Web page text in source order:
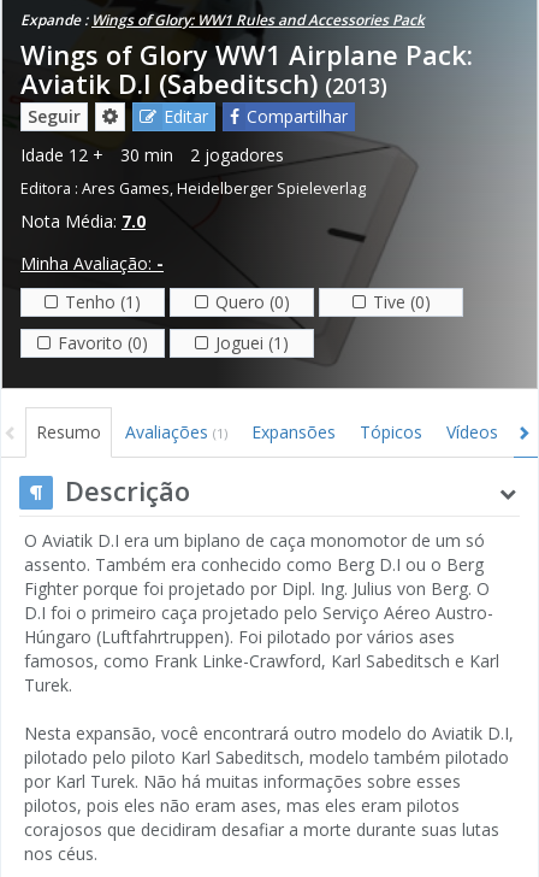
Expande : Wings of Glory: WW1 Rules and Accessories Pack
Wings of Glory WW1 Airplane Pack:
Aviatik D.I (Sabeditsch) (2013)
Seguir Editar
Compartilhar
Idade 12 + 30 min 2 jogadores
Editora : Ares Games,Heidelberger Spieleverlag
Nota Média: 7.0
Minha Avaliação: -
Tenho (1)
Quero (0)
Tive (0)
Favorito (0)
Joguei (1)
Resumo Avaliações (1) Expansões Tópicos Vídeos
Descrição
O Aviatik D.I era um biplano de caça monomotor de um só
assento. Também era conhecido como Berg D.I ou o Berg
Fighter porque foi projetado por Dipl. Ing. Julius von Berg. O
D.I foi o primeiro caça projetado pelo Serviço Aéreo Austro-
Húngaro (Luftfahrtruppen). Foi pilotado por vários ases
famosos, como Frank Linke-Crawford, Karl Sabeditsch e Karl
Turek.
Nesta expansão, você encontrará outro modelo do Aviatik D.I,
pilotado pelo piloto Karl Sabeditsch, modelo também pilotado
por Karl Turek. Não há muitas informações sobre esses
pilotos, pois eles não eram ases, mas eles eram pilotos
corajosos que decidiram desafiar a morte durante suas lutas
nos céus.